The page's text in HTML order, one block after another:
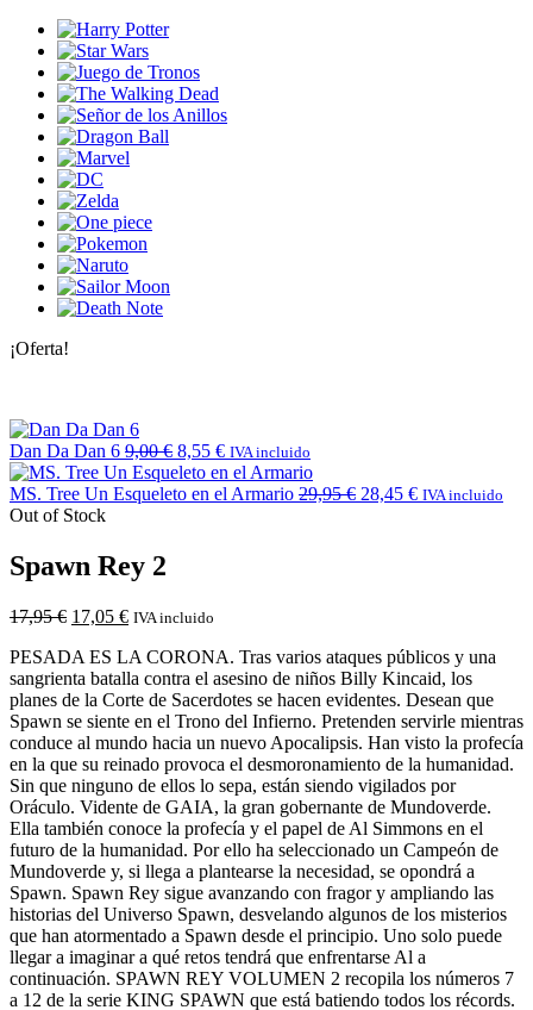
¡Oferta!
Dan Da Dan 6 9,00€ 8,55 € IVA incluido
MS. Tree Un Esqueleto en el Armario 29,95€ 28,45 € IVA incluido
Out of Stock
Spawn Rey 2
17,95€ 17,05 € IVA incluido
PESADA ES LA CORONA. Tras varios ataques públicos y una
sangrienta batalla contra el asesino de niños Billy Kincaid, los
planes de la Corte de Sacerdotes se hacen evidentes. Desean que
Spawn se siente en el Trono del Infierno. Pretenden servirle mientras
conduce al mundo hacia un nuevo Apocalipsis. Han visto la profecía
en la que su reinado provoca el desmoronamiento de la humanidad.
Sin que ninguno de ellos lo sepa, están siendo vigilados por
Oráculo. Vidente de GAIA, la gran gobernante de Mundoverde.
Ella también conoce la profecía y el papel de Al Simmons en el
futuro de la humanidad. Por ello ha seleccionado un Campeón de
Mundoverde y, si llega a plantearse la necesidad, se opondrá a
Spawn. Spawn Rey sigue avanzando con fragor y ampliando las
historias del Universo Spawn, desvelando algunos de los misterios
que han atormentado a Spawn desde el principio. Uno solo puede
llegar a imaginar a qué retos tendrá que enfrentarse Al a
continuación. SPAWN REY VOLUMEN 2 recopila los números 7
a 12 de la serie KING SPAWN que está batiendo todos los récords.